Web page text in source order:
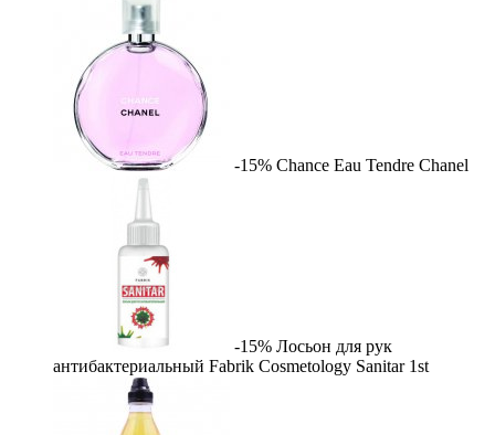
-15% Chance Eau Tendre Chanel
-15% Лосьон для рук
антибактериальный Fabrik Cosmetology Sanitar 1st